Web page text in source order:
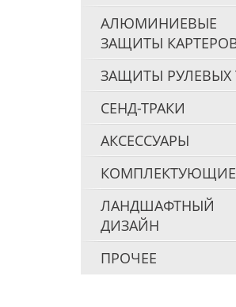
АЛЮМИНИЕВЫЕ
ЗАЩИТЫ
ЗАЩИТЫ РУЛЕВЫХ
СЕНД-ТРАКИ
АКСЕССУАРЫ
КОМПЛЕКТУЮЩИЕ
ЛАНДШАФТНЫЙ
ДИЗАЙН
ПРОЧЕЕ